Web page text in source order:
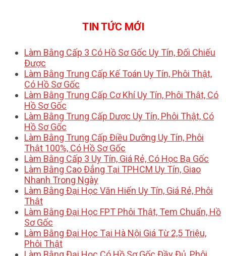
TIN TỨC MỚI
Làm Bằng Cấp 3 Có Hồ Sơ Gốc Uy Tín, Đối Chiếu
Được
Làm Bằng Trung Cấp Kế Toán Uy Tín, Phôi Thật,
Có Hồ Sơ Gốc
Làm Bằng Trung Cấp Cơ Khí Uy Tín, Phôi Thật, Có
Hồ Sơ Gốc
Làm Bằng Trung Cấp Dược Uy Tín, Phôi Thật, Có
Hồ Sơ Gốc
Làm Bằng Trung Cấp Điều Dưỡng Uy Tín, Phôi
Thật 100%, Có Hồ Sơ Gốc
Làm Bằng Cấp 3 Uy Tín, Giá Rẻ, Có Học Bạ Gốc
Làm Bằng Cao Đẳng Tại TPHCM Uy Tín, Giao
Nhanh Trong Ngày
Làm Bằng Đại Học Văn Hiến Uy Tín, Giá Rẻ, Phôi
Thật
Làm Bằng Đại Học FPT Phôi Thật, Tem Chuẩn, Hồ
Sơ Gốc
Làm Bằng Đại Học Tại Hà Nội Giá Từ 2,5 Triệu,
Phôi Thật